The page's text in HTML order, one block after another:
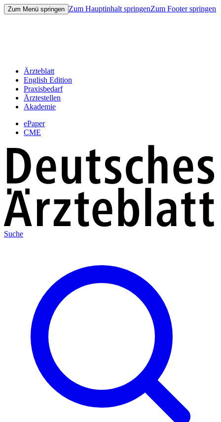
Zum Menü springen Zum Hauptinhalt springenZum Footer springen
Ärzteblatt
English Edition
Praxisbedarf
Ärztestellen
Akademie
ePaper
CME
Suche